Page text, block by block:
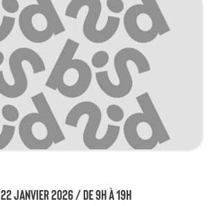
22 janvier 2026 / de 9h à 19h